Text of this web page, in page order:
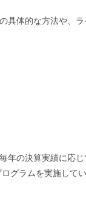
具体的な方法や、
の決算実績に応じ
グラムを実施してい